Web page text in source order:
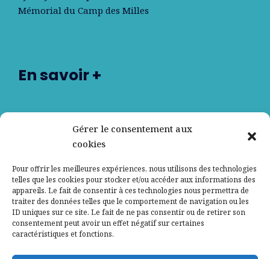
Gérer le consentement aux
cookies
Pour offrir les meilleures expériences, nous utilisons des technologies
telles que les cookies pour stocker et/ou accéder aux informations des
appareils. Le fait de consentir à ces technologies nous permettra de
traiter des données telles que le comportement de navigation ou les
ID uniques sur ce site. Le fait de ne pas consentir ou de retirer son
consentement peut avoir un effet négatif sur certaines
caractéristiques et fonctions.
Mémorial du Camp des Milles
En savoir +
Nos partenaires
Contactez-nous
Mentions légales